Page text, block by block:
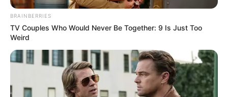
BRAINBERRIES
TV Couples Who Would Never Be Together: 9 Is Just Too
Weird